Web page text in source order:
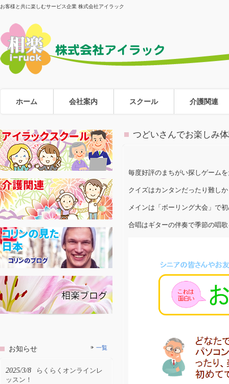
お客様と共に楽しむサービス企業 株式会社アイラック
ホーム 会社案内 スクール 介護関連
つどいさんでお楽しみ
毎度好評のまちがい探しゲーム
クイズはカンタンだったり難し
メインは「ボーリング大会」で
合唱はギターの伴奏で季節の唱
お知らせ 一覧
2025/3/8
らくらくオンラインレ
ッスン！